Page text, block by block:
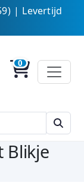
| Levertijd
Blikje